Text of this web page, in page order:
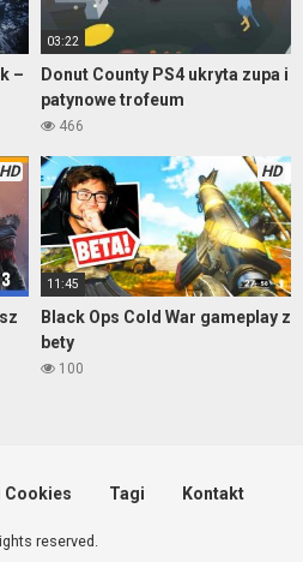
–
03:22
Donut County PS4 ukryta zupa i
patynowe trofeum
466
HD HD
11:45
Black Ops Cold War gameplay z
bety
100
Cookies Tagi Kontakt
reserved.